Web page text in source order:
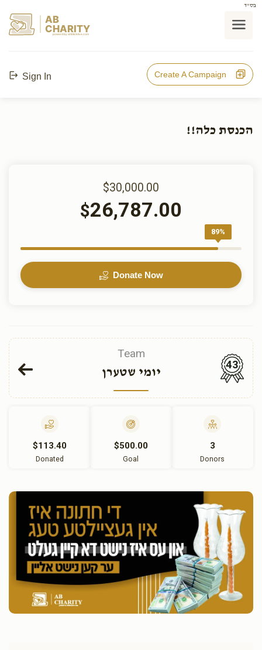
בס"ד
AB
CHARITY
powerd by ahblicklive.com
Sign In Create A Campaign
הכנסת כלה!!
$30,000.00
$26,787.00
89%
Donate Now
Team
יומי שטערן
43
$113.40
Donated
$500.00
Goal
3
Donors